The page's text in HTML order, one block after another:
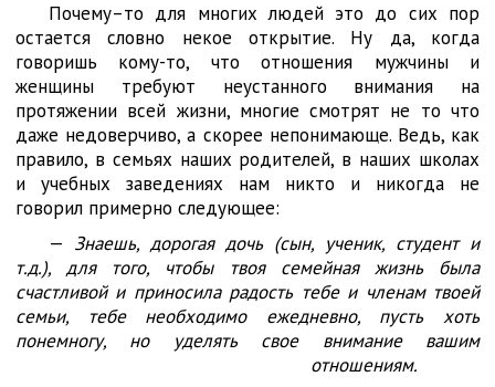
Почему–то для многих людей это до сих пор
остается словно некое открытие. Ну да, когда
говоришь кому-то, что отношения мужчины и
женщины требуют неустанного внимания на
протяжении всей жизни, многие смотрят не то что
даже недоверчиво, а скорее непонимающе. Ведь, как
правило, в семьях наших родителей, в наших школах
и учебных заведениях нам никто и никогда не
говорил примерно следующее:
— Знаешь, дорогая дочь (сын, ученик, студент и
т.д.), для того, чтобы твоя семейная жизнь была
счастливой и приносила радость тебе и членам твоей
семьи, тебе необходимо ежедневно, пусть хоть
понемногу, но уделять свое внимание вашим
отношениям.